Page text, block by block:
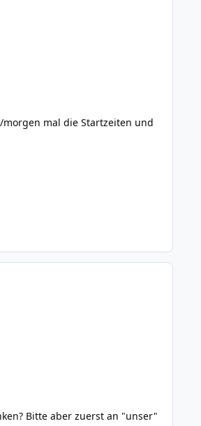
mal die Startzeiten und
Bitte aber zuerst an "unser"